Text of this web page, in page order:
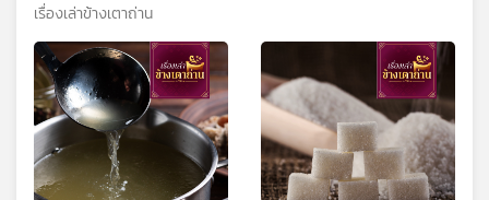
เรื่องเล่าข้างเตาถ่าน